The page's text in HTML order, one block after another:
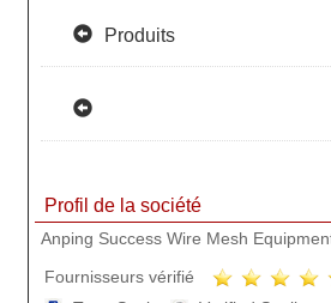
Produits
Profil de la société
Anping Success Wire Mesh
Fournisseurs vérifié